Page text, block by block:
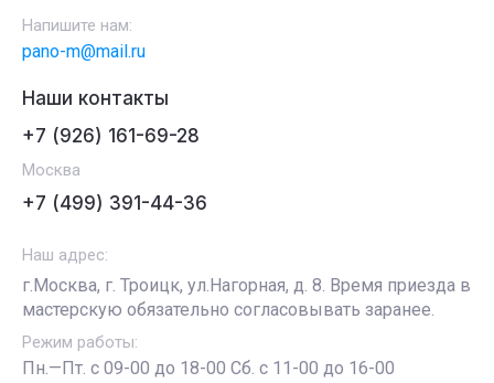
Наши контакты
+7 (926) 161-69-28
Москва
+7 (499) 391-44-36
Напишите нам:
pano-m@mail.ru
Наш адрес:
г.Москва, г. Троицк, ул.Нагорная, д. 8. Время приезда в
мастерскую обязательно согласовывать заранее.
Режим работы:
Пн.—Пт. с 09-00 до 18-00 Сб. с 11-00 до 16-00